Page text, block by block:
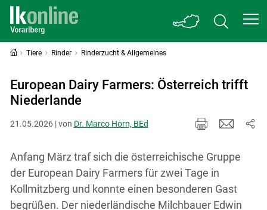
Tiere Rinder Rinderzucht & Allgemeines
European Dairy Farmers: Österreich trifft
Niederlande
21.05.2026 | von Dr. Marco Horn, BEd
Anfang März traf sich die österreichische Gruppe
der European Dairy Farmers für zwei Tage in
Kollmitzberg und konnte einen besonderen Gast
begrüßen. Der niederländische Milchbauer Edwin